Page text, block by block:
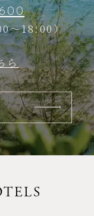
～18:00）
ら